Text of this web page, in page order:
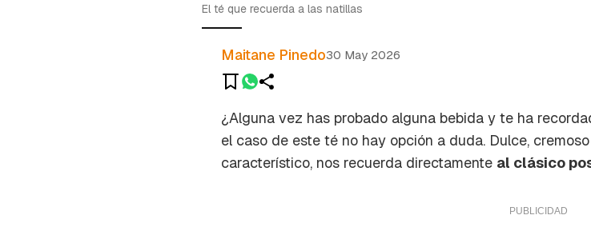
El té que recuerda a las natillas
Maitane Pinedo30 May 2026
¿Alguna vez has probado alguna bebida y te ha
el caso de este té no hay opción a duda. Dulce,
característico, nos recuerda directamente al clásico